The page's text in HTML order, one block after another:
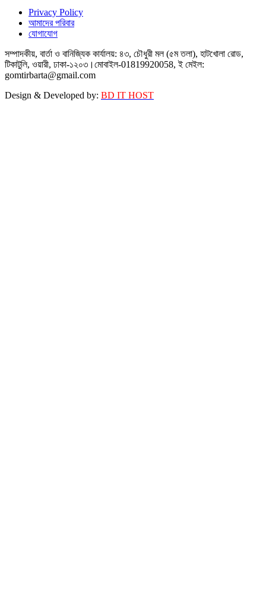
Privacy Policy
আমাদের পরিবার
যোগাযোগ
সম্পাদকীয়, বার্তা ও বানিজ্যিক কার্যালয়: ৪৩, চৌধুরী মল (৫ম তলা), হাটখোলা রোড,
টিকাটুলি, ওয়ারী, ঢাকা-১২০৩।মোবাইল-01819920058, ই মেইল:
gomtirbarta@gmail.com
Design & Developed by: BD IT HOST